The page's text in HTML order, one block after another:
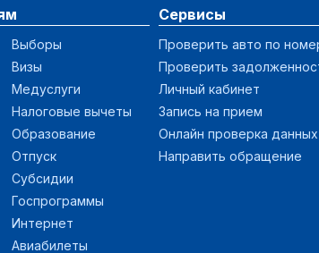
Выборы
Визы
Медуслуги
Налоговые вычеты
Образование
Отпуск
Субсидии
Госпрограммы
Интернет
Авиабилеты
Сервисы
Проверить авто по
Проверить
Личный кабинет
Запись на прием
Онлайн проверка данных
Направить обращение